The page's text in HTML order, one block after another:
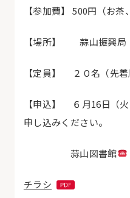
【参加費】500円（お茶
【場所】 蒜山振興
【定員】 ２０名（先着
【申込】 ６月16日（
申し込みください。
蒜山図書館
チラシ